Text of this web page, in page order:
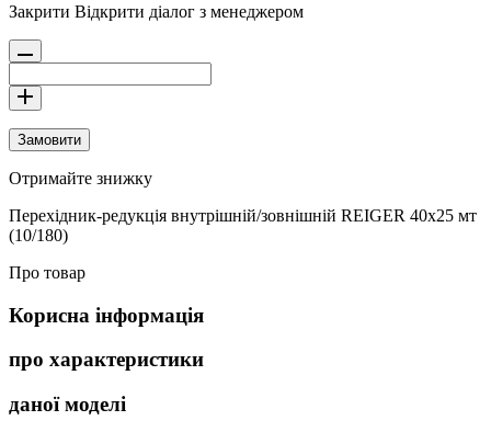
Закрити Відкрити діалог з менеджером
Замовити
Отримайте знижку
Перехідник-редукція внутрішній/зовнішній REIGER 40х25 мт
(10/180)
Про товар
Корисна інформація
про характеристики
даної моделі